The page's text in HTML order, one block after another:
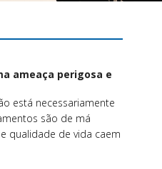
ameaça perigosa e
está necessariamente
são de má
qualidade de vida caem